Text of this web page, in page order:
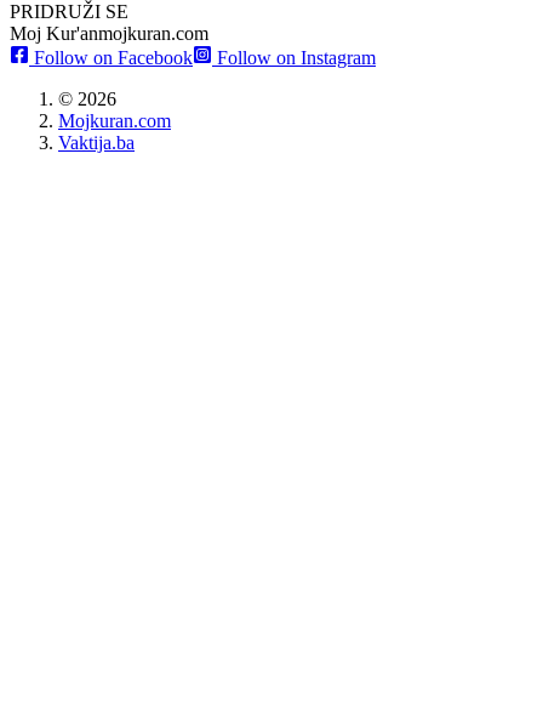
PRIDRUŽI SE
Moj Kur'anmojkuran.com
Follow on Facebook
Follow on Instagram
© 2026
Mojkuran.com
Vaktija.ba